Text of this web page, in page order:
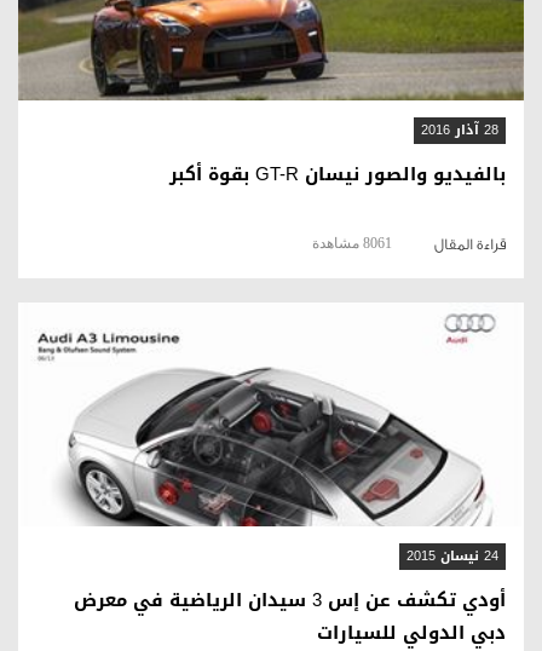
28 آذار 2016
بالفيديو والصور نيسان GT-R بقوة أكبر
قراءة المقال 8061 مشاهدة
قراءة المقال
24 نيسان 2015
أودي تكشف عن إس 3 سيدان الرياضية في معرض
دبي الدولي للسيارات